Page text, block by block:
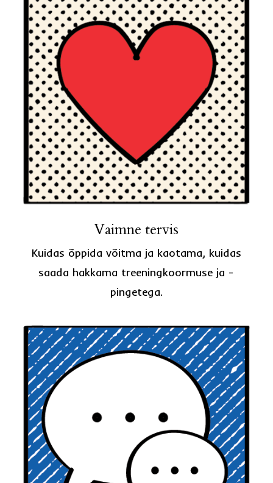
Vaimne tervis
Kuidas õppida võitma ja kaotama, kuidas
saada hakkama treeningkoormuse ja -
pingetega.